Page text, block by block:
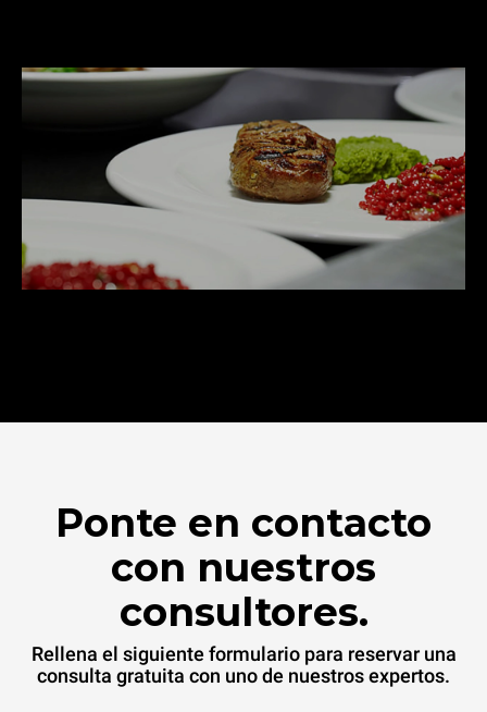
Ponte en contacto
con nuestros
consultores.
Rellena el siguiente formulario para reservar una
consulta gratuita con uno de nuestros expertos.